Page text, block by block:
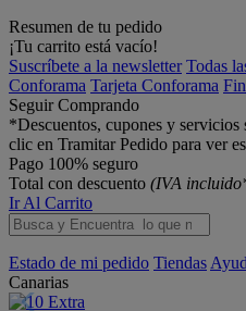
Resumen de tu pedido
¡Tu carrito está vacío!
Suscríbete a la newsletter Todas
Conforama Tarjeta Conforama
Seguir Comprando
*Descuentos, cupones y
clic en Tramitar Pedido para ver
Pago 100% seguro
Total con descuento (IVA
Ir Al Carrito
Estado de mi pedido Tiendas
Canarias